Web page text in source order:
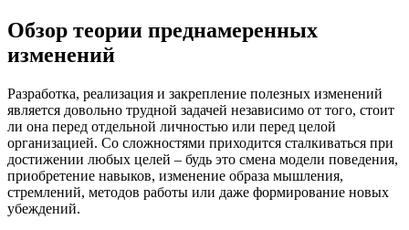
Обзор теории преднамеренных
изменений
Разработка, реализация и закрепление полезных изменений
является довольно трудной задачей независимо от того, стоит
ли она перед отдельной личностью или перед целой
организацией. Со сложностями приходится сталкиваться при
достижении любых целей – будь это смена модели поведения,
приобретение навыков, изменение образа мышления,
стремлений, методов работы или даже формирование новых
убеждений.